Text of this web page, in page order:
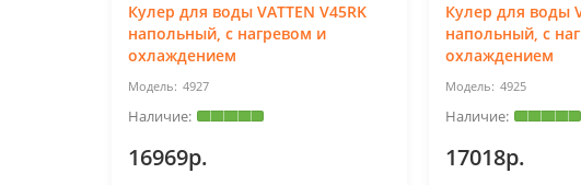
Кулер для воды VATTEN V45RK
напольный, с нагревом и
охлаждением
4927
16969р.
Кулер для воды
напольный, с
охлаждением
4925
17018р.